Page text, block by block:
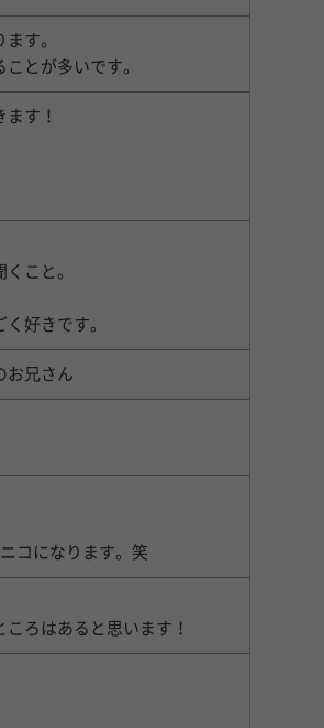
す。
とが多いです。
す！
こと。
好きです。
お兄さん
コになります。笑
ろはあると思います！